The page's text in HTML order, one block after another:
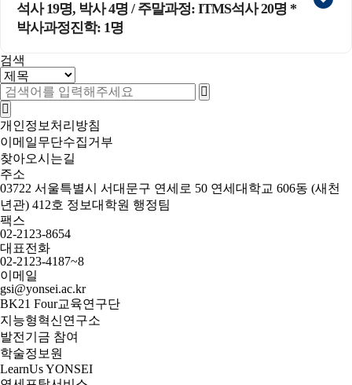
석사 19명, 박사 4명 / 주말과정: ITMS석사 20명 *
박사과정진학: 1명
검색
개인정보처리방침
이메일무단수집거부
찾아오시는길
주소
03722 서울특별시 서대문구 연세로 50 연세대학교 606동 (새천
년관) 412호 정보대학원 행정팀
팩스
02-2123-8654
대표전화
02-2123-4187~8
이메일
gsi@yonsei.ac.kr
BK21 Four교육연구단
지능형혁신연구소
발전기금 참여
학술정보원
LearnUs YONSEI